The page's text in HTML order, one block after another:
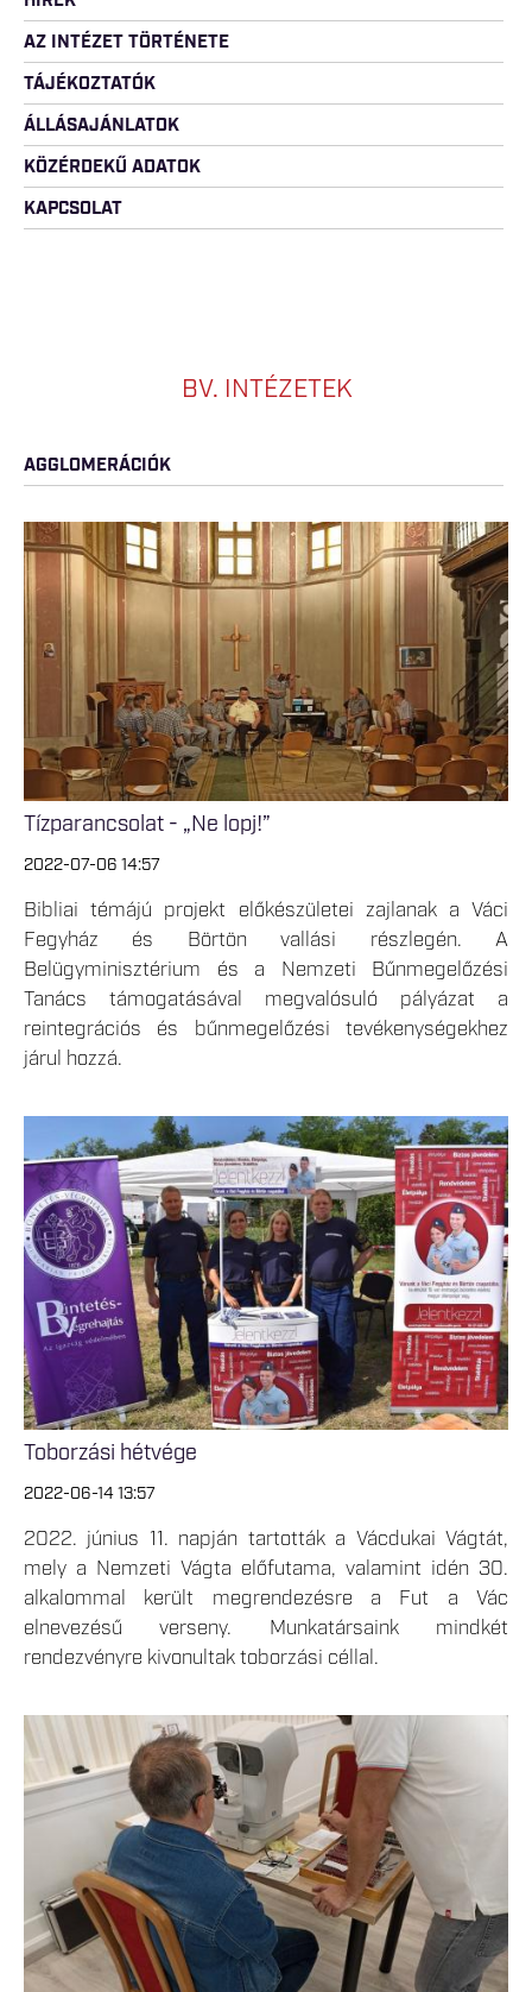
AZ INTÉZET TÖRTÉNETE
TÁJÉKOZTATÓK
ÁLLÁSAJÁNLATOK
KÖZÉRDEKŰ ADATOK
KAPCSOLAT
BV. INTÉZETEK
AGGLOMERÁCIÓK
Tízparancsolat - „Ne lopj!”
2022-07-06 14:57
Bibliai témájú projekt előkészületei zajlanak a Váci
Fegyház és Börtön vallási részlegén. A
Belügyminisztérium és a Nemzeti Bűnmegelőzési
Tanács támogatásával megvalósuló pályázat a
reintegrációs és bűnmegelőzési tevékenységekhez
járul hozzá.
Toborzási hétvége
2022-06-14 13:57
2022. június 11. napján tartották a Vácdukai Vágtát,
mely a Nemzeti Vágta előfutama, valamint idén 30.
alkalommal került megrendezésre a Fut a Vác
elnevezésű verseny. Munkatársaink mindkét
rendezvényre kivonultak toborzási céllal.